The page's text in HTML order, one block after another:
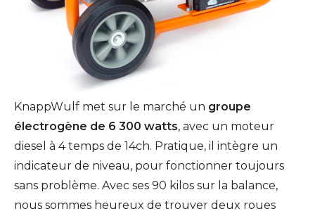
KnappWulf met sur le marché un groupe
électrogène de 6 300 watts, avec un moteur
diesel à 4 temps de 14ch. Pratique, il intègre un
indicateur de niveau, pour fonctionner toujours
sans problème. Avec ses 90 kilos sur la balance,
nous sommes heureux de trouver deux roues